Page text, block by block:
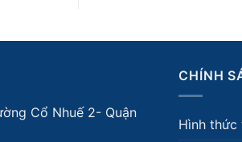
Cổ Nhuế 2- Quận
CHÍNH
Hình thức